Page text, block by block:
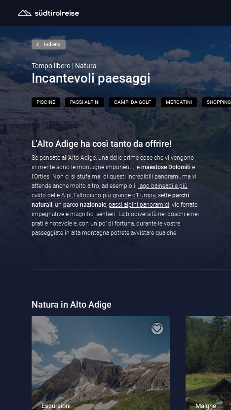
Indietro
Tempo libero | Natura
Incantevoli paesaggi
PISCINE PASSI ALPINI CAMPI DA GOLF MERCATINI SHOPPING
L’Alto Adige ha così tanto da offrire!
Se pensate all’Alto Adige, una delle prime cose che vi vengono
in mente sono le montagne imponenti, le maestose Dolomiti e
l’Ortles. Non ci si stufa mai di questi incredibili panorami, ma vi
attende anche molto altro, ad esempio il lago balneabile più
caldo delle Alpi, l’altopiano più grande d’Europa, sette parchi
naturali, un parco nazionale, passi alpini panoramici, vie ferrate
impegnative e magnifici sentieri. La biodiversità nei boschi e nei
prati è notevole e, con un po’ di fortuna, durante le vostre
passeggiate in alta montagna potrete avvistare qualche
Natura in Alto Adige
Escursioni Malghe